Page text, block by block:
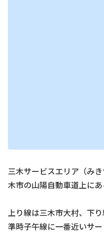
三木サービスエリア（み
木市の山陽自動車道上にあ
上り線は三木市大村、下
準時子午線に一番近いサー